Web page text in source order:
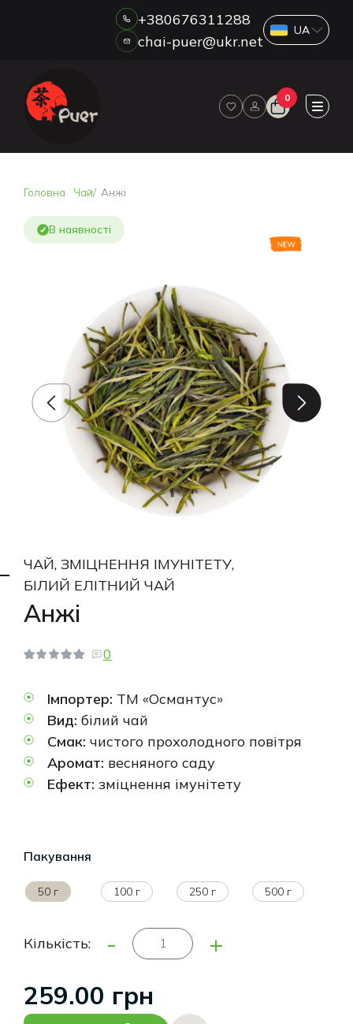
ДРОП
ВІДГУКИ
КОНТАКТИ
+380676311288
chai-puer@ukr.net
0
Головна Чай Анжі
В наявності
ЧАЙ, ЗМІЦНЕННЯ ІМУНІТЕТУ,
БІЛИЙ ЕЛІТНИЙ ЧАЙ
Анжі
0
Імпортер: ТМ «Османтус»
Вид: білий чай
Смак: чистого прохолодного повітря
Аромат: весняного саду
Ефект: зміцнення імунітету
Пакування
50 г 100 г 250 г 500 г
Кількість: - +
259.00 грн